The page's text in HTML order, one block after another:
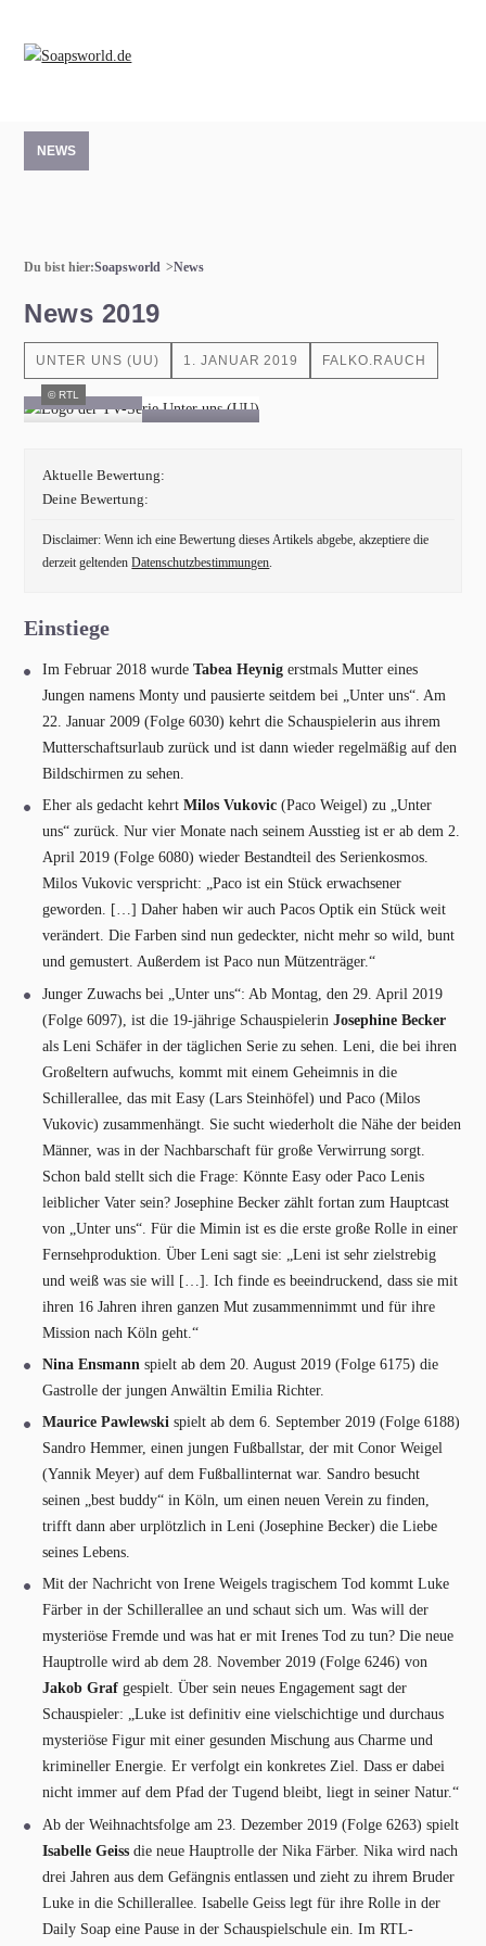
NEWS
Du bist hier:Soapsworld News
News 2019
UNTER UNS (UU) 1. JANUAR 2019 FALKO.RAUCH
© RTL
Aktuelle Bewertung:
Deine Bewertung:
Disclaimer: Wenn ich eine Bewertung dieses Artikels abgebe, akzeptiere die
derzeit geltendenDatenschutzbestimmungen.
Einstiege
Im Februar 2018 wurde Tabea Heynigerstmals Mutter eines
Jungen namens Monty und pausierte seitdem bei „Unter uns“. Am
22. Januar 2009 (Folge 6030) kehrt die Schauspielerin aus ihrem
Mutterschaftsurlaub zurück und ist dann wieder regelmäßig auf den
Bildschirmen zu sehen.
Eher als gedacht kehrt Milos Vukovic(Paco Weigel) zu „Unter
uns“ zurück. Nur vier Monate nach seinem Ausstieg ist er ab dem 2.
April 2019 (Folge 6080) wieder Bestandteil des Serienkosmos.
Milos Vukovic verspricht: „Paco ist ein Stück erwachsener
geworden. […] Daher haben wir auch Pacos Optik ein Stück weit
verändert. Die Farben sind nun gedeckter, nicht mehr so wild, bunt
und gemustert. Außerdem ist Paco nun Mützenträger.“
Junger Zuwachs bei „Unter uns“: Ab Montag, den 29. April 2019
(Folge 6097), ist die 19-jährige Schauspielerin Josephine Becker
als Leni Schäfer in der täglichen Serie zu sehen. Leni, die bei ihren
Großeltern aufwuchs, kommt mit einem Geheimnis in die
Schillerallee, das mit Easy (Lars Steinhöfel) und Paco (Milos
Vukovic) zusammenhängt. Sie sucht wiederholt die Nähe der beiden
Männer, was in der Nachbarschaft für große Verwirrung sorgt.
Schon bald stellt sich die Frage: Könnte Easy oder Paco Lenis
leiblicher Vater sein? Josephine Becker zählt fortan zum Hauptcast
von „Unter uns“. Für die Mimin ist es die erste große Rolle in einer
Fernsehproduktion. Über Leni sagt sie: „Leni ist sehr zielstrebig
und weiß was sie will […]. Ich finde es beeindruckend, dass sie mit
ihren 16 Jahren ihren ganzen Mut zusammennimmt und für ihre
Mission nach Köln geht.“
Nina Ensmann spielt ab dem 20. August 2019 (Folge 6175) die
Gastrolle der jungen Anwältin Emilia Richter.
Maurice Pawlewskispielt ab dem 6. September 2019 (Folge 6188)
Sandro Hemmer, einen jungen Fußballstar, der mit Conor Weigel
(Yannik Meyer) auf dem Fußballinternat war. Sandro besucht
seinen „best buddy“ in Köln, um einen neuen Verein zu finden,
trifft dann aber urplötzlich in Leni (Josephine Becker) die Liebe
seines Lebens.
Mit der Nachricht von Irene Weigels tragischem Tod kommt Luke
Färber in der Schillerallee an und schaut sich um. Was will der
mysteriöse Fremde und was hat er mit Irenes Tod zu tun? Die neue
Hauptrolle wird ab dem 28. November 2019 (Folge 6246) von
Jakob Grafgespielt. Über sein neues Engagement sagt der
Schauspieler: „Luke ist definitiv eine vielschichtige und durchaus
mysteriöse Figur mit einer gesunden Mischung aus Charme und
krimineller Energie. Er verfolgt ein konkretes Ziel. Dass er dabei
nicht immer auf dem Pfad der Tugend bleibt, liegt in seiner Natur.“
Ab der Weihnachtsfolge am 23. Dezember 2019 (Folge 6263) spielt
Isabelle Geissdie neue Hauptrolle der Nika Färber. Nika wird nach
drei Jahren aus dem Gefängnis entlassen und zieht zu ihrem Bruder
Luke in die Schillerallee. Isabelle Geiss legt für ihre Rolle in der
Daily Soap eine Pause in der Schauspielschule ein. Im RTL-